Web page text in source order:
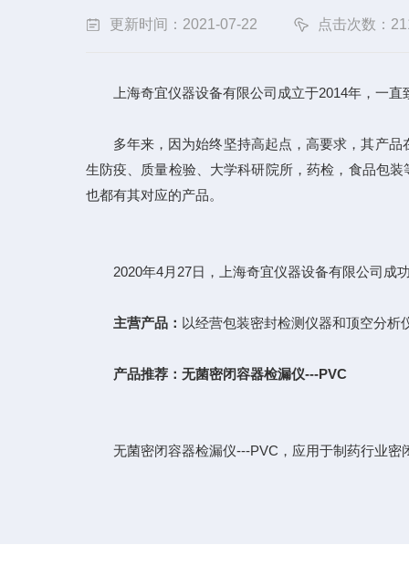
更新时间：2021-07-22 点击次数：
上海奇宜仪器设备有限公司成立于2014年，一直
多年来，因为始终坚持高起点，高要求，其产品
生防疫、质量检验、大学科研院所，药检，食品包
也都有其对应的产品。
2020年4月27日，上海奇宜仪器设备有限公司成
主营产品： 以经营包装密封检测仪器和顶空分析
产品推荐：无菌密闭容器检漏仪---PVC
无菌密闭容器检漏仪---PVC，应用于制药行业密